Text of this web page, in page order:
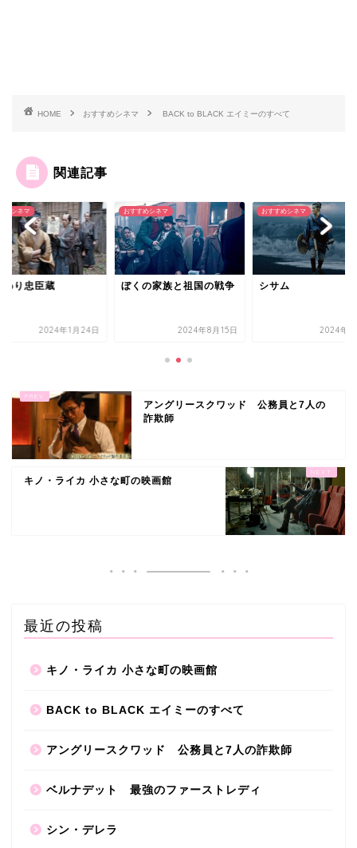
HOME おすすめシネマ BACK to BLACK エイミーのすべて
関連記事
めシネマ
わり忠臣蔵
2024年1月24日
おすすめシネマ
ぼくの家族と祖国の戦争
2024年8月15日
おすすめシネマ
シサム
2024年9
アングリースクワッド 公務員と7人の
詐欺師
キノ・ライカ 小さな町の映画館
最近の投稿
キノ・ライカ 小さな町の映画館
BACK to BLACK エイミーのすべて
アングリースクワッド 公務員と7人の詐欺師
ベルナデット 最強のファーストレディ
シン・デレラ